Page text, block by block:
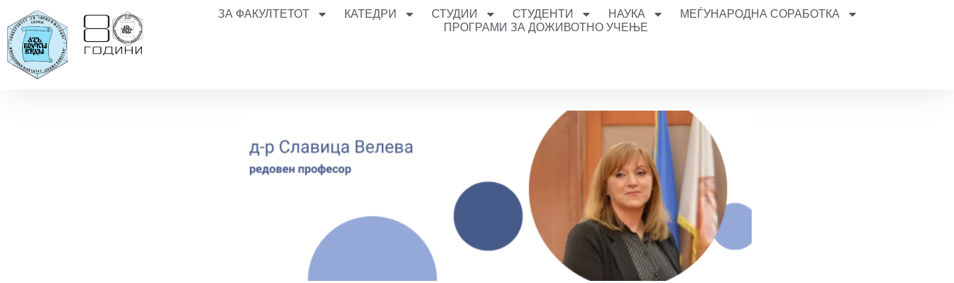
ЗА ФАКУЛТЕТОТ КАТЕДРИ СТУДИИ СТУДЕНТИ НАУКА
МЕЃУНАРОДНА СОРАБОТКА
ПРОГРАМИ ЗА ДОЖИВОТНО УЧЕЊЕ